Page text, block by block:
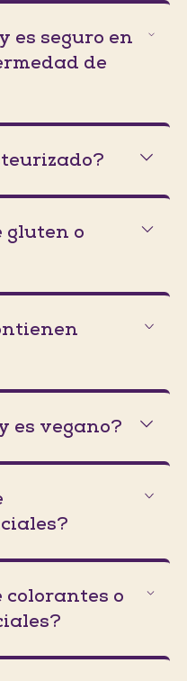
es seguro en
de
gluten o
es vegano?
colorantes o